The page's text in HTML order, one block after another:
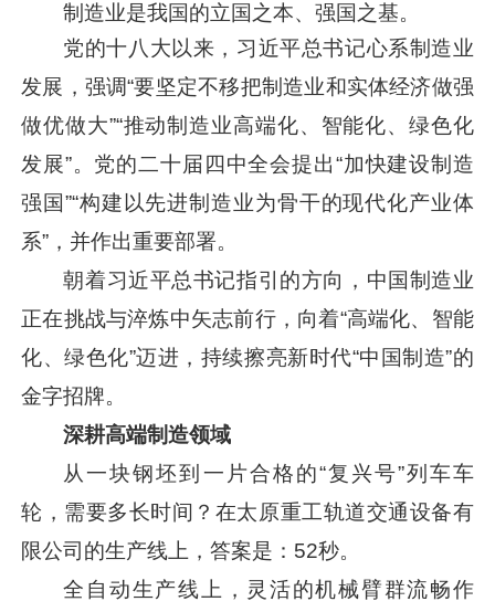
制造业是我国的立国之本、强国之基。
党的十八大以来， 习近平总书记心系制造业
发展，强调“要坚定不移把制造业和实体经济做强
做优做大”“推动制造业高端化、智能化、绿色化
发展”。党的二十届四中全会提出“加快建设制造
强国”“构建以先进制造业为骨干的现代化产业体
系”，并作出重要部署。
朝着习近平总书记指引的方向，中国制造业
正在挑战与淬炼中矢志前行，向着“高端化、智能
化、绿色化”迈进，持续擦亮新时代“中国制造”的
金字招牌。
深耕高端制造领域
从一块钢坯到一片合格的“复兴号”列车车
轮，需要多长时间？在太原重工轨道交通设备有
限公司的生产线上，答案是：52秒。
全自动生产线上，灵活的机械臂群流畅作